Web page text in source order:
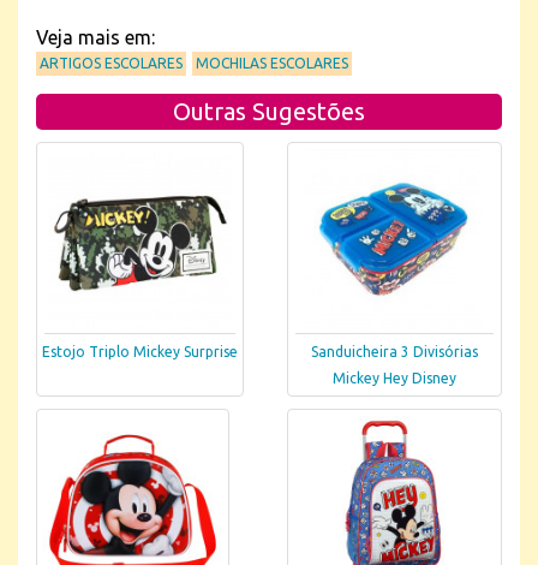
Veja mais em:
ARTIGOS ESCOLARES MOCHILAS ESCOLARES
Outras Sugestões
Estojo Triplo Mickey Surprise
Sanduicheira 3 Divisórias
Mickey Hey Disney